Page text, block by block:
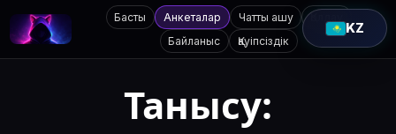
Басты Анкеталар Чатты ашу
Қолдау
Байланыс
Қауіпсіздік
KZ
Танысу: